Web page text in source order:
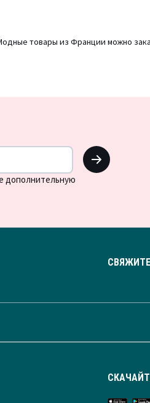
товары из Франции можно
OK
дополнительную